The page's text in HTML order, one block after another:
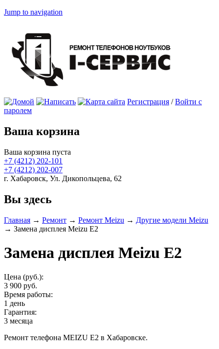
Jump to navigation
Регистрация /Войти с
паролем
Ваша корзина
Ваша корзина пуста
+7 (4212) 202-101
+7 (4212) 202-007
г. Хабаровск, Ул. Дикопольцева, 62
Вы здесь
Главная → Ремонт → Ремонт Meizu → Другие модели Meizu
→ Замена дисплея Meizu E2
Замена дисплея Meizu E2
Цена (руб.):
3 900 руб.
Время работы:
1 день
Гарантия:
3 месяца
Ремонт телефона MEIZU E2 в Хабаровске.